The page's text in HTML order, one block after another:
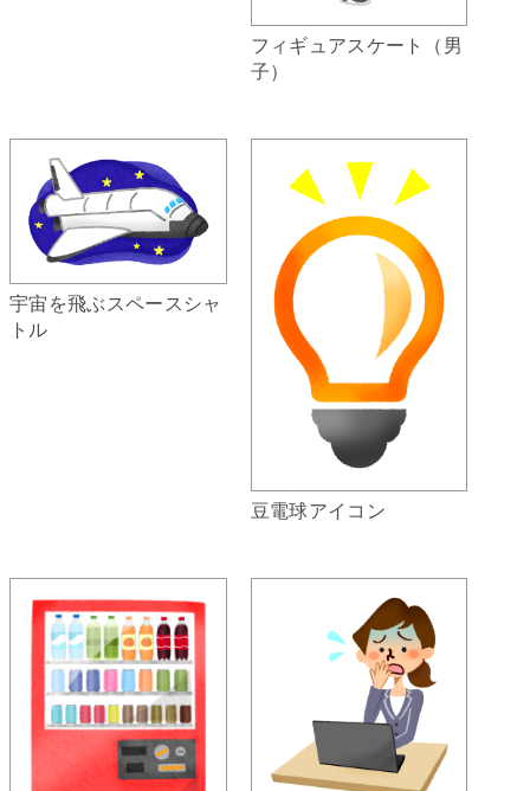
フィギュアスケート（男
子）
宇宙を飛ぶスペースシャ
トル
豆電球アイコン